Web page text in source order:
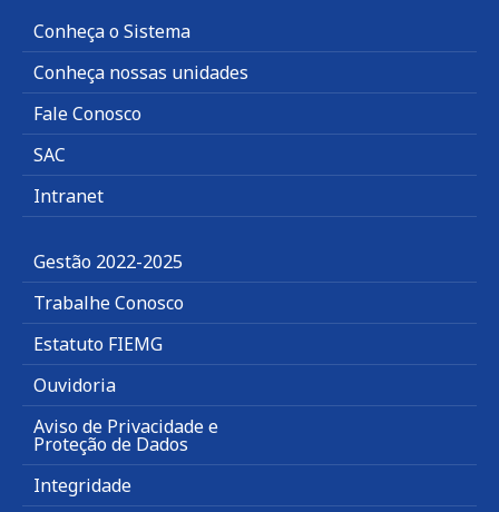
Conheça o Sistema
Conheça nossas unidades
Fale Conosco
SAC
Intranet
Gestão 2022-2025
Trabalhe Conosco
Estatuto FIEMG
Ouvidoria
Aviso de Privacidade e
Proteção de Dados
Integridade